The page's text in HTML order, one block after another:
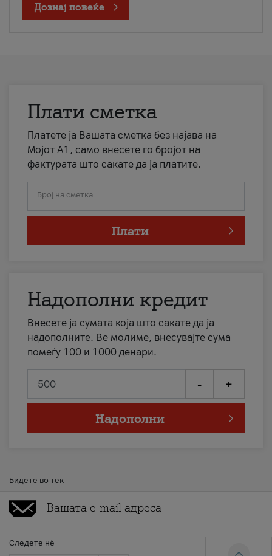
Дознај повеќе
Плати сметка
Платете ја Вашата сметка без најава на
Мојот А1, само внесете го бројот на
фактурата што сакате да ја платите.
Број на сметка
Плати
Надополни кредит
Внесете ја сумата која што сакате да ја
надополните. Ве молиме, внесувајте сума
помеѓу 100 и 1000 денари.
- +
Надополни
Бидете во тек
Следете нè